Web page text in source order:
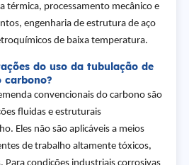
térmica, processamento mecânico e
engenharia de estrutura de aço
de baixa temperatura.
do uso da tubulação de
carbono?
convencionais do carbono são
fluidas e estruturais
Eles não são aplicáveis a meios
de trabalho altamente tóxicos,